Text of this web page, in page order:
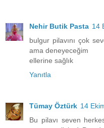
Nehir Butik Pasta 14
bulgur pilavını çok
ama deneyeceğim
ellerine sağlık
Yanıtla
Tümay Öztürk 14
Bu pilavı seven